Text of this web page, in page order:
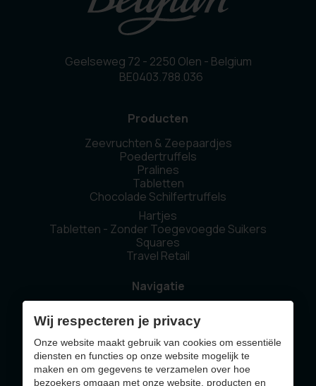
Geelseweg 72 - 2250 Olen - Belgium
BE0403.788.036
Producten
Zeevruchten & Zeepaardjes
Poedertruffels
Pralines
Tabletten
Chocolade Schilfertruffels
Hartjes
Tabletten - Zonder Toegevoegde Suikers
Squares
Travel Retail
Navigatie
Ons verhaal
Duurzaamheid
Nieuws
Contact
Wij respecteren je privacy
Onze website maakt gebruik van cookies om essentiële
diensten en functies op onze website mogelijk te
maken en om gegevens te verzamelen over hoe
bezoekers omgaan met onze website, producten en